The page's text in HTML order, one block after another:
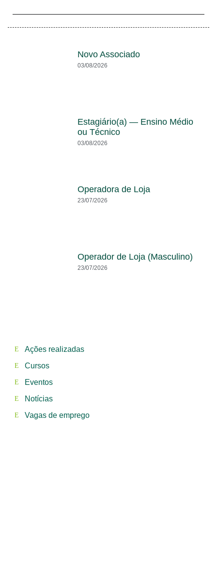
Novo Associado
03/08/2026
Estagiário(a) — Ensino Médio
ou Técnico
03/08/2026
Operadora de Loja
23/07/2026
Operador de Loja (Masculino)
23/07/2026
Ações realizadas
Cursos
Eventos
Notícias
Vagas de emprego